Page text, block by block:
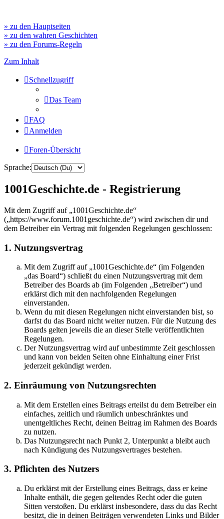
» zu den Hauptseiten
» zu den wahren Geschichten
» zu den Forums-Regeln
Zum Inhalt
Schnellzugriff
Das Team
FAQ
Anmelden
Foren-Übersicht
Sprache:
1001Geschichte.de - Registrierung
Mit dem Zugriff auf „1001Geschichte.de“
(„https://www.forum.1001geschichte.de“) wird zwischen dir und
dem Betreiber ein Vertrag mit folgenden Regelungen geschlossen:
1. Nutzungsvertrag
Mit dem Zugriff auf „1001Geschichte.de“ (im Folgenden
„das Board“) schließt du einen Nutzungsvertrag mit dem
Betreiber des Boards ab (im Folgenden „Betreiber“) und
erklärst dich mit den nachfolgenden Regelungen
einverstanden.
Wenn du mit diesen Regelungen nicht einverstanden bist, so
darfst du das Board nicht weiter nutzen. Für die Nutzung des
Boards gelten jeweils die an dieser Stelle veröffentlichten
Regelungen.
Der Nutzungsvertrag wird auf unbestimmte Zeit geschlossen
und kann von beiden Seiten ohne Einhaltung einer Frist
jederzeit gekündigt werden.
2. Einräumung von Nutzungsrechten
Mit dem Erstellen eines Beitrags erteilst du dem Betreiber ein
einfaches, zeitlich und räumlich unbeschränktes und
unentgeltliches Recht, deinen Beitrag im Rahmen des Boards
zu nutzen.
Das Nutzungsrecht nach Punkt 2, Unterpunkt a bleibt auch
nach Kündigung des Nutzungsvertrages bestehen.
3. Pflichten des Nutzers
Du erklärst mit der Erstellung eines Beitrags, dass er keine
Inhalte enthält, die gegen geltendes Recht oder die guten
Sitten verstoßen. Du erklärst insbesondere, dass du das Recht
besitzt, die in deinen Beiträgen verwendeten Links und Bilder